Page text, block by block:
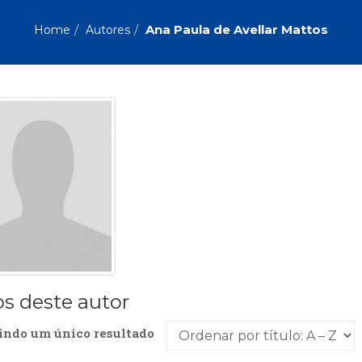
Comportamento (418)
Economia, Negócios (31)
Jornalismo (57)
Literatura, Ficção, Ensaios (69)
Psicodrama (200)
Treinamento e RH (65)
Home Autores Ana Paula de Avellar Mattos
deste autor
um único resultado